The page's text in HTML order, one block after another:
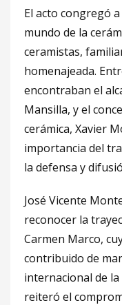
El acto congregó
mundo de la
ceramistas,
homenajeada.
encontraban el
Mansilla, y el
cerámica, Xavier
importancia del
la defensa y
José Vicente
reconocer la
Carmen Marco,
contribuido de
internacional de la
reiteró el